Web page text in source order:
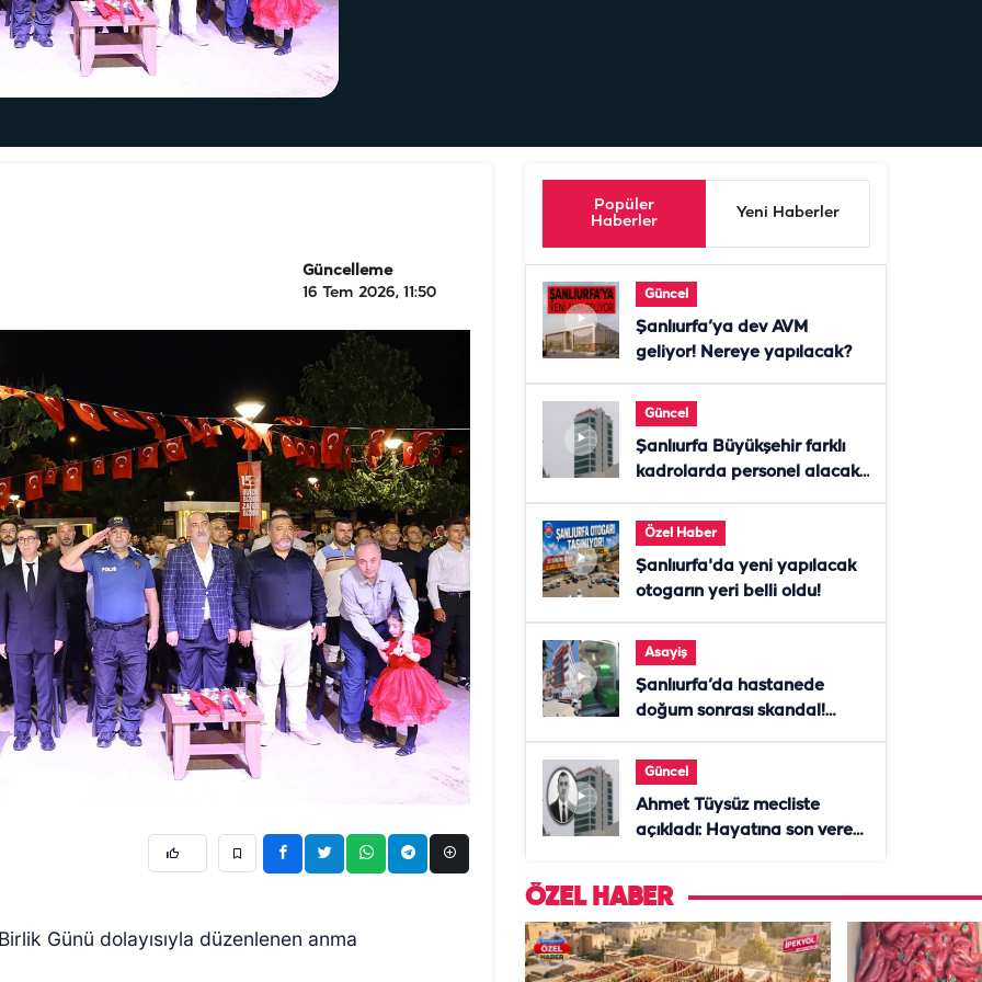
Güncelleme
16 Tem 2026, 11:50
Günü dolayısıyla düzenlenen anma
Popüler
Haberler
Yeni Haberler
Güncel
Şanlıurfa’ya dev AVM
geliyor! Nereye yapılacak?
Güncel
Şanlıurfa Büyükşehir farklı
kadrolarda personel alacak!
Özel Haber
Şanlıurfa'da yeni yapılacak
otogarın yeri belli oldu!
Asayiş
Şanlıurfa’da hastanede
doğum sonrası skandal!
Güncel
Ahmet Tüysüz mecliste
açıkladı: Hayatına son veren
ÖZEL HABER